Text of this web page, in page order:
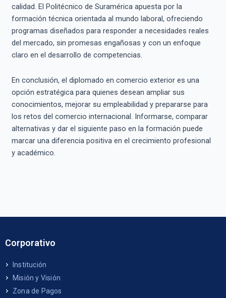
calidad. El Politécnico de Suramérica apuesta por la
formación técnica orientada al mundo laboral, ofreciendo
programas diseñados para responder a necesidades reales
del mercado, sin promesas engañosas y con un enfoque
claro en el desarrollo de competencias.
En conclusión, el diplomado en comercio exterior es una
opción estratégica para quienes desean ampliar sus
conocimientos, mejorar su empleabilidad y prepararse para
los retos del comercio internacional. Informarse, comparar
alternativas y dar el siguiente paso en la formación puede
marcar una diferencia positiva en el crecimiento profesional
y académico.
Corporativo
Institución
Misión y Visión
Zona de Pagos